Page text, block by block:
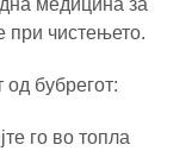
при чистењето.
бубрегот:
го во топла